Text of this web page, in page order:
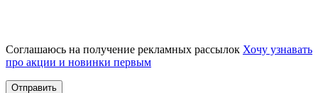
Соглашаюсь на получение рекламных рассылок Хочу узнавать
про акции и новинки первым